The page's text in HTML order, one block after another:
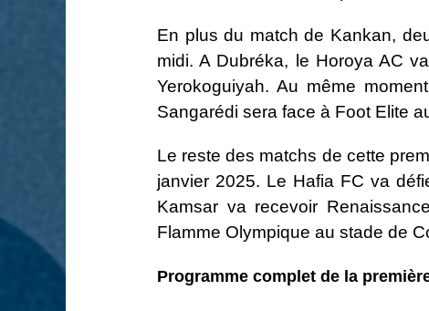
En plus du match de Kankan,
midi. A Dubréka, le Horoya AC
Yerokoguiyah. Au même
Sangarédi sera face à Foot Elite
Le reste des matchs de cette
janvier 2025. Le Hafia FC va
Kamsar va recevoir
Flamme Olympique au stade de
Programme complet de la